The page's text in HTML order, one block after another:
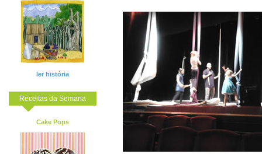
ler história
Receitas da Semana
Cake Pops